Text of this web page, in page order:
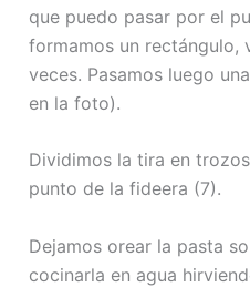
que puedo pasar por el
formamos un rectángulo,
veces. Pasamos luego
en la foto).
Dividimos la tira en
punto de la fideera (7).
Dejamos orear la pasta
cocinarla en agua